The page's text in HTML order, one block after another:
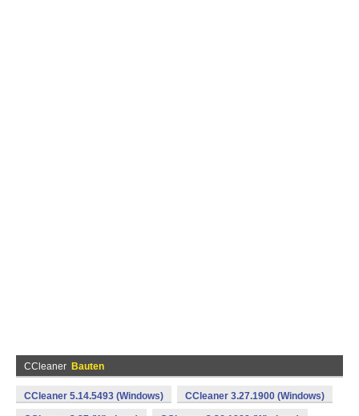
CCleaner Bauten
CCleaner 5.14.5493 (Windows) CCleaner 3.27.1900 (Windows)